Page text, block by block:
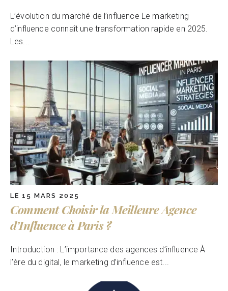
L’évolution du marché de l’influence Le marketing
d’influence connaît une transformation rapide en 2025.
Les...
LE 15 MARS 2025
Comment Choisir la Meilleure Agence
d’Influence à Paris ?
Introduction : L’importance des agences d’influence À
l’ère du digital, le marketing d’influence est...